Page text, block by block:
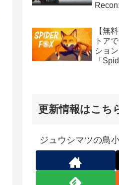
【無
トア
ショ
「
更新情報はこち
ジュウシマツの鳥